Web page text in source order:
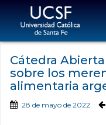
Cátedra
sobre los
alimentaria
28 de mayo de 2022